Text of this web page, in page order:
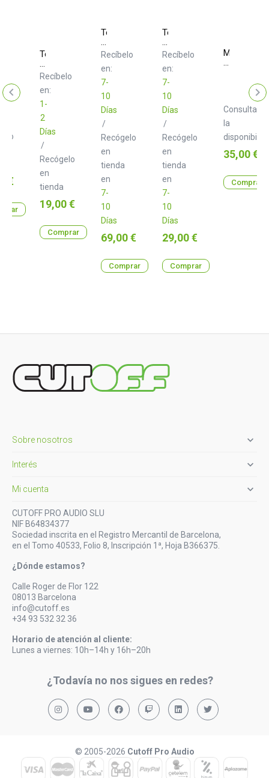
€
Teenage
Engineering
Field
MIDI
DIN5
male
3.5mm
stereo
Recíbelo
en:
1-
2
Días
/
Recógelo
en
tienda
Precio
19,00 €
Comprar
Teenage
Engineering
K.O.
II
soft
bag
Recíbelo
en:
7-
10
Días
/
Recógelo
en
tienda
en
7-
10
Días
Precio
69,00 €
Comprar
Teenage
Engineering
EP
splash
cover
Recíbelo
en:
7-
10
Días
/
Recógelo
en
tienda
en
7-
10
Días
Precio
29,00 €
Comprar
Magma
CTRL
II
Consulta
la
Precio
35,00 €
Comprar
Sobre nosotros 
Interés 
Mi cuenta 
CUTOFF PRO AUDIO SLU
NIF B64834377
Sociedad inscrita en el Registro Mercantil de Barcelona,
en el Tomo 40533, Folio 8, Inscripción 1ª, Hoja B366375.
¿Dónde estamos?
Calle Roger de Flor 122
08013 Barcelona
info@cutoff.es
+34 93 532 32 36
Horario de atención al cliente:
Lunes a viernes: 10h–14h y 16h–20h
¿Todavía no nos sigues en redes?
© 2005-2026 Cutoff Pro Audio